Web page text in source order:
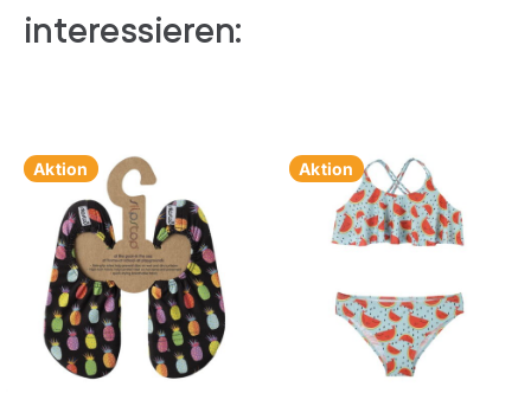
interessieren:
Aktion Aktion